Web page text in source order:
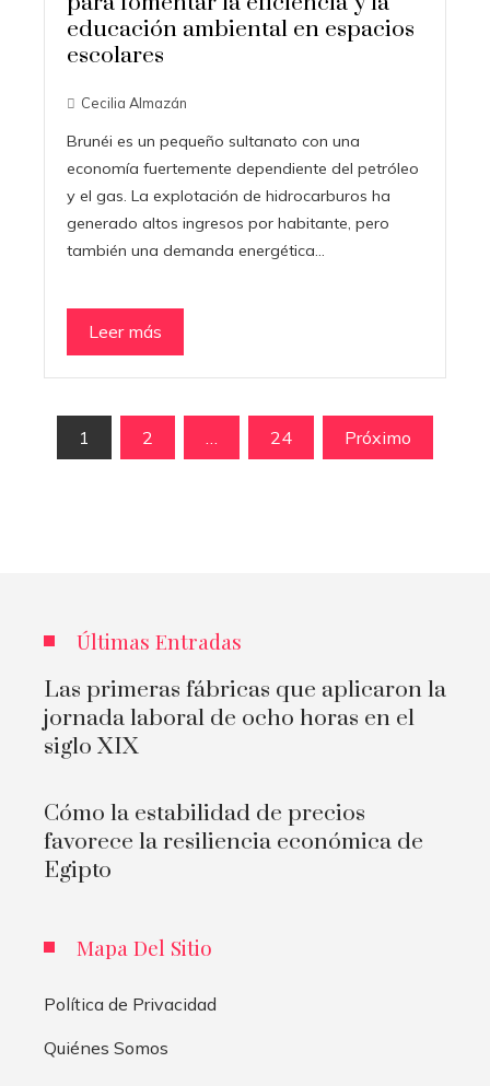
educación ambiental en espacios
escolares
Cecilia Almazán
Brunéi es un pequeño sultanato con una
economía fuertemente dependiente del petróleo
y el gas. La explotación de hidrocarburos ha
generado altos ingresos por habitante, pero
también una demanda energética…
Leer más
Paginación
1 2 … 24 Próximo
Últimas Entradas
Las primeras fábricas que aplicaron la
jornada laboral de ocho horas en el
siglo XIX
Cómo la estabilidad de precios
favorece la resiliencia económica de
Egipto
Mapa Del Sitio
Política de Privacidad
Quiénes Somos